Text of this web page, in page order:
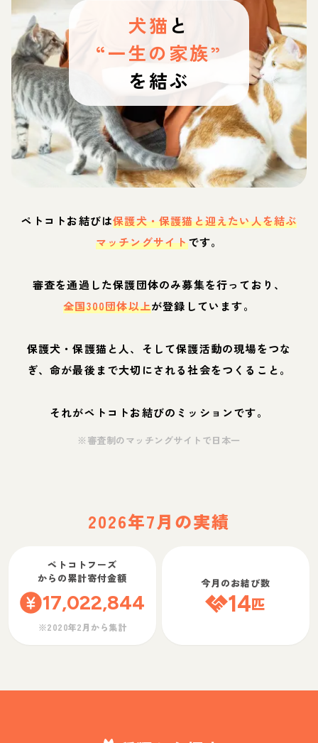
犬猫 と
“一生の家族”
を結ぶ
ペトコトお結びは保護犬・保護猫と迎えたい人を結ぶ
マッチングサイトです。
審査を通過した保護団体のみ募集を行っており、
全国300団体以上が登録しています。
保護犬・保護猫と人、そして保護活動の現場をつな
ぎ、命が最後まで大切にされる社会をつくること。
それがペトコトお結びのミッションです。
※審査制のマッチングサイトで日本一
2026年7月の実績
ペトコトフーズ
からの累計寄付金額
17,022,844
※2020年2月から集計
今月のお結び数
14匹